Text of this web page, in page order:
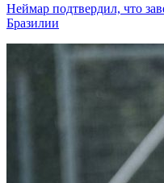
Неймар подтвердил, что
Бразилии